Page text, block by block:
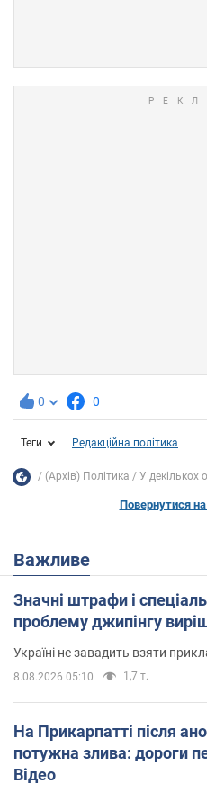
0 0
Теги Редакційна політика
(Архів) Політика У декількох
Повернутися на
Важливе
Значні штрафи і
проблему джипінгу
Україні не завадить взяти
8.08.2026 05:10 1,7 т.
На Прикарпатті після
потужна злива: дороги
Відео